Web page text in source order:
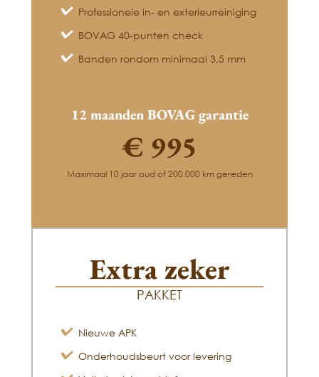
Professionele in- en exterieurreiniging
BOVAG 40-punten check
Banden rondom minimaal 3,5 mm
12 maanden BOVAG garantie
€ 995
Maximaal 10 jaar oud of 200.000 km gereden
Extra zeker
PAKKET
Nieuwe APK
Onderhoudsbeurt voor levering